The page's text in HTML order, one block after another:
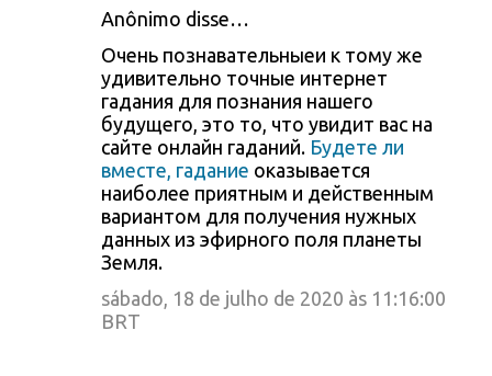
Anônimo disse…
Очень познавательныеи к тому же
удивительно точные интернет
гадания для познания нашего
будущего, это то, что увидит вас на
сайте онлайн гаданий. Будете ли
вместе, гадание оказывается
наиболее приятным и действенным
вариантом для получения нужных
данных из эфирного поля планеты
Земля.
sábado, 18 de julho de 2020 às 11:16:00
BRT